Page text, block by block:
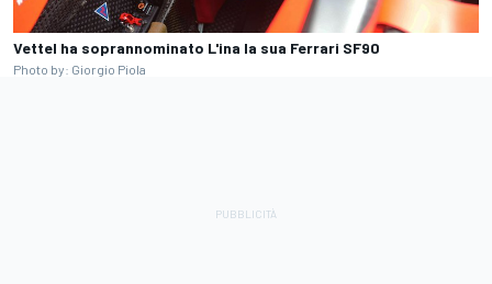
Vettel ha soprannominato L'ina la sua Ferrari SF90
Photo by: Giorgio Piola